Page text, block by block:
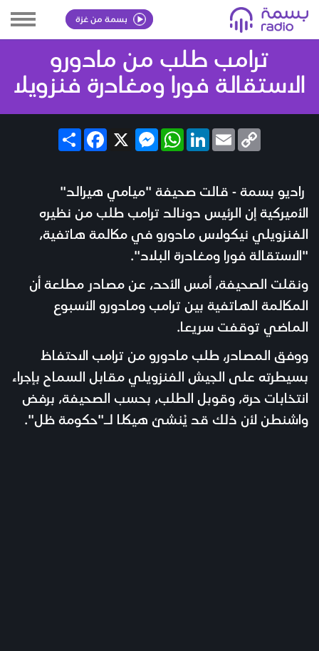
بسمة من غزة
ترامب طلب من مادورو
الاستقالة فورا ومغادرة فنزويلا
Share
Facebook X
Messenger
WhatsAppLinkedInEmailCopy
Link
راديو بسمة - قالت صحيفة "ميامي هيرالد"
الأميركية إن الرئيس دونالد ترامب طلب من نظيره
الفنزويلي نيكولاس مادورو في مكالمة هاتفية،
"الاستقالة فورا ومغادرة البلاد".
ونقلت الصحيفة، أمس الأحد، عن مصادر مطلعة أن
المكالمة الهاتفية بين ترامب ومادورو الأسبوع
الماضي توقفت سريعا.
ووفق المصادر، طلب مادورو من ترامب الاحتفاظ
بسيطرته على الجيش الفنزويلي مقابل السماح بإجراء
انتخابات حرة، وقوبل الطلب، بحسب الصحيفة، برفض
واشنطن لأن ذلك قد يُنشئ هيكلا لـ"حكومة ظل".